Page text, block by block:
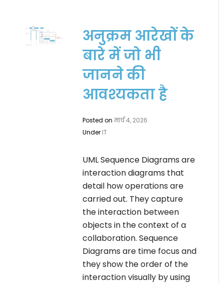
अनुक्रम आरेखों के
बारे में जो भी
जानने की
आवश्यकता है
Posted onमार्च 4, 2026
Under IT
UML Sequence Diagrams are
interaction diagrams that
detail how operations are
carried out. They capture
the interaction between
objects in the context of a
collaboration. Sequence
Diagrams are time focus and
they show the order of the
interaction visually by using